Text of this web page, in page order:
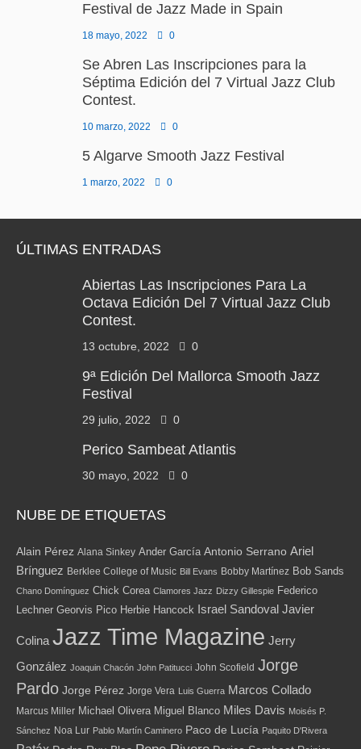
Festival de Jazz Made in Spain
18 mayo, 2022 0
Se Abren Las Inscripciones para la
Séptima Edición del 7 Virtual Jazz Club
Contest.
10 marzo, 2022 0
5 Algarve Smooth Jazz Festival
1 marzo, 2022 0
ÚLTIMAS ENTRADAS
Abiertas Las Inscripciones Para La
Octava Edición Del 7 Virtual Jazz Club
Contest.
13 octubre, 2022 0
9ª Edición Del Mallorca Smooth Jazz
Festival
29 julio, 2022 0
Perico Sambeat Atlantis
30 mayo, 2022 0
NUBE DE ETIQUETAS
Alain Pérez Alana Sinkey Ander García Antonio Serrano Ariel
Brínguez Berklee College of Music Bill Evans Bobby Martínez Bob Sands
Chano Domínguez Chick Corea Clamores Jazz Dizzy Gillespie Federico
Lechner Georvis Pico Herbie Hancock Israel Sandoval Javier
Colina Jazz Time Magazine Jerry
González Joaquin Chacón John Patitucci John Scofield Jorge
Pardo Jorge Pérez Jorge Vera Luis Guerra Marcos Collado
Marcus Miller Michael Olivera Miguel Blanco Miles Davis Moisés P.
Sánchez Noa Lur Pablo Martín Caminero Paco de Lucía Paquito D'Rivera